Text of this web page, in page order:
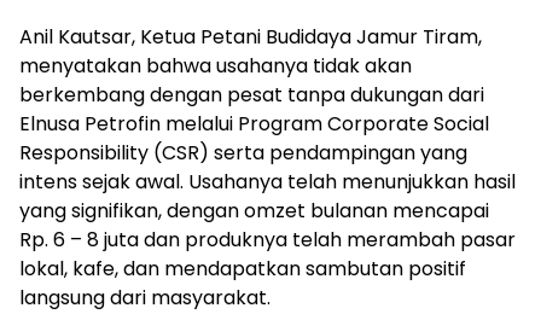
Anil Kautsar, Ketua Petani Budidaya Jamur Tiram,
menyatakan bahwa usahanya tidak akan
berkembang dengan pesat tanpa dukungan dari
Elnusa Petrofin melalui Program Corporate Social
Responsibility (CSR) serta pendampingan yang
intens sejak awal. Usahanya telah menunjukkan hasil
yang signifikan, dengan omzet bulanan mencapai
Rp. 6 – 8 juta dan produknya telah merambah pasar
lokal, kafe, dan mendapatkan sambutan positif
langsung dari masyarakat.